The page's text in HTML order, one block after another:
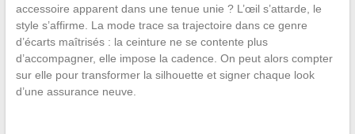
accessoire apparent dans une tenue unie ? L’œil s’attarde, le
style s’affirme. La mode trace sa trajectoire dans ce genre
d’écarts maîtrisés : la ceinture ne se contente plus
d’accompagner, elle impose la cadence. On peut alors compter
sur elle pour transformer la silhouette et signer chaque look
d’une assurance neuve.